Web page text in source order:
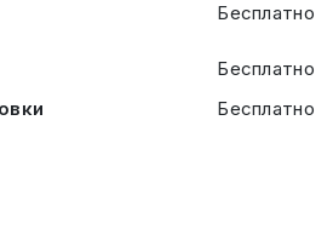
Бесплатно
Бесплатно
Бесплатно